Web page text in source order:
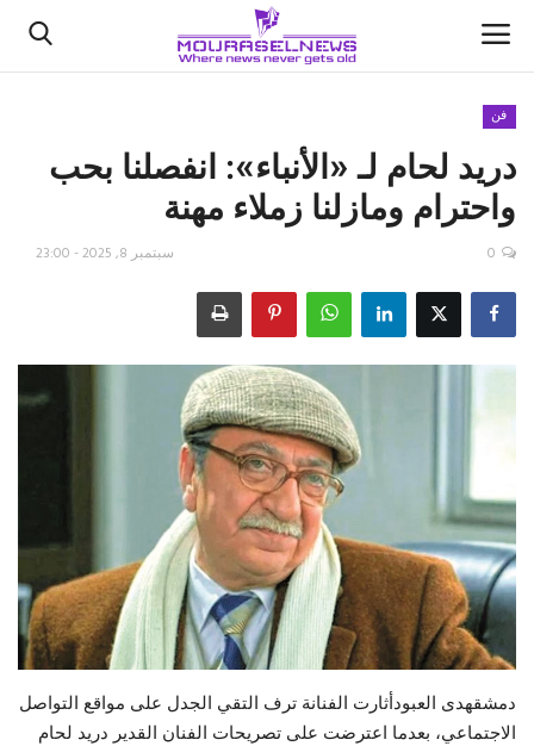
الأخبار
كتّابنا
اقتصاد
رياضة
فيديو
حياة
فن
دريد لحام لـ «الأنباء»: انفصلنا بحب
واحترام ومازلنا زملاء مهنة
سبتمبر 8, 2025 - 23:00 0
دمشقهدى العبودأثارت الفنانة ترف التقي الجدل على مواقع التواصل
الاجتماعي، بعدما اعترضت على تصريحات الفنان القدير دريد لحام